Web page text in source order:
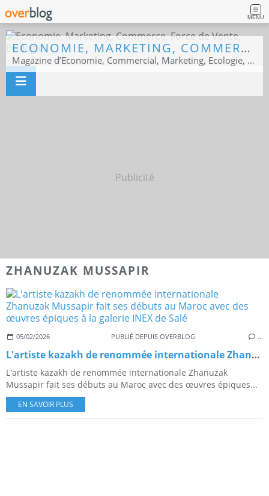
MENU
ECONOMIE, MARKETING, COMMERCE, FORCE DE VENTE, ECOLOGIE
Magazine d’Economie, Commercial, Marketing, Ecologie, Sport business
Publicité
ZHANUZAK MUSSAPIR
05/02/2026 PUBLIÉ DEPUIS OVERBLOG …
L'artiste kazakh de renommée internationale Zhanuzak Mussapir fait ses débuts au Maroc avec des œuvres épiques à la galerie INEX de Salé
L'artiste kazakh de renommée internationale Zhanuzak
Mussapir fait ses débuts au Maroc avec des œuvres épiques...
EN SAVOIR PLUS